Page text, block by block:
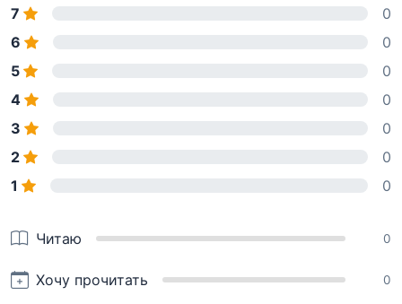
7
0
6
0
5
0
4
0
3
0
2
0
1
0
Читаю 0
Хочу прочитать 0